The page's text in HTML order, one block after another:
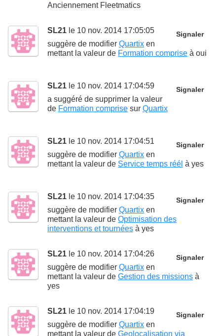
Anciennement Fleetmatics
SL21 le 10 nov. 2014 17:05:05 Signaler
suggère de modifier Quartix en
mettant la valeur de Formation comprise à oui
SL21 le 10 nov. 2014 17:04:59 Signaler
a suggéré de supprimer la valeur
de Formation comprise sur Quartix
SL21 le 10 nov. 2014 17:04:51 Signaler
suggère de modifier Quartix en
mettant la valeur de Service temps réél à yes
SL21 le 10 nov. 2014 17:04:35 Signaler
suggère de modifier Quartix en
mettant la valeur de Optimisation des
interventions et tournées à yes
SL21 le 10 nov. 2014 17:04:26 Signaler
suggère de modifier Quartix en
mettant la valeur de Gestion des missions à
yes
SL21 le 10 nov. 2014 17:04:19 Signaler
suggère de modifier Quartix en
mettant la valeur de Geolocalisation via